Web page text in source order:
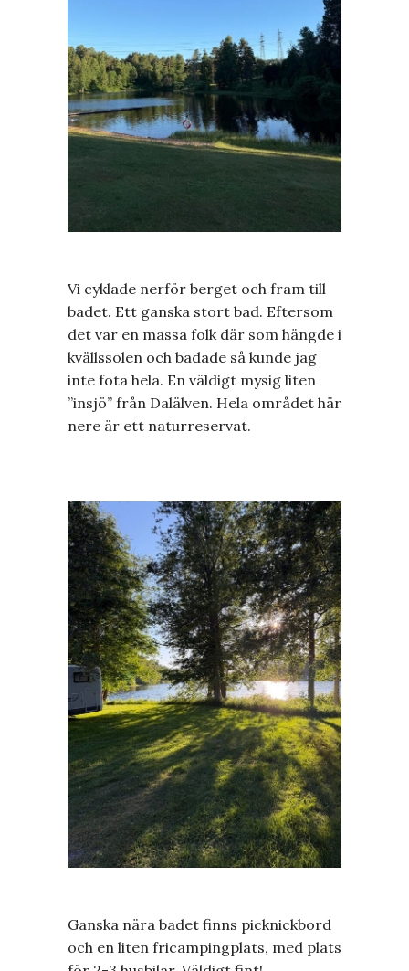
Vi cyklade nerför berget och fram till
badet. Ett ganska stort bad. Eftersom
det var en massa folk där som hängde i
kvällssolen och badade så kunde jag
inte fota hela. En väldigt mysig liten
”insjö” från Dalälven. Hela området här
nere är ett naturreservat.
Ganska nära badet finns picknickbord
och en liten fricampingplats, med plats